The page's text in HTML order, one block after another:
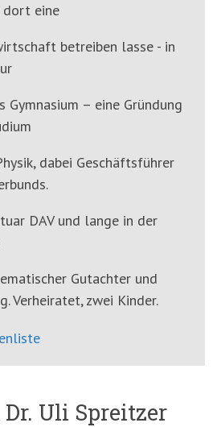
dort eine
betreiben lasse - in
Gymnasium – eine Gründung
dabei Geschäftsführer
DAV und lange in der
Gutachter und
Verheiratet, zwei Kinder.
Uli Spreitzer